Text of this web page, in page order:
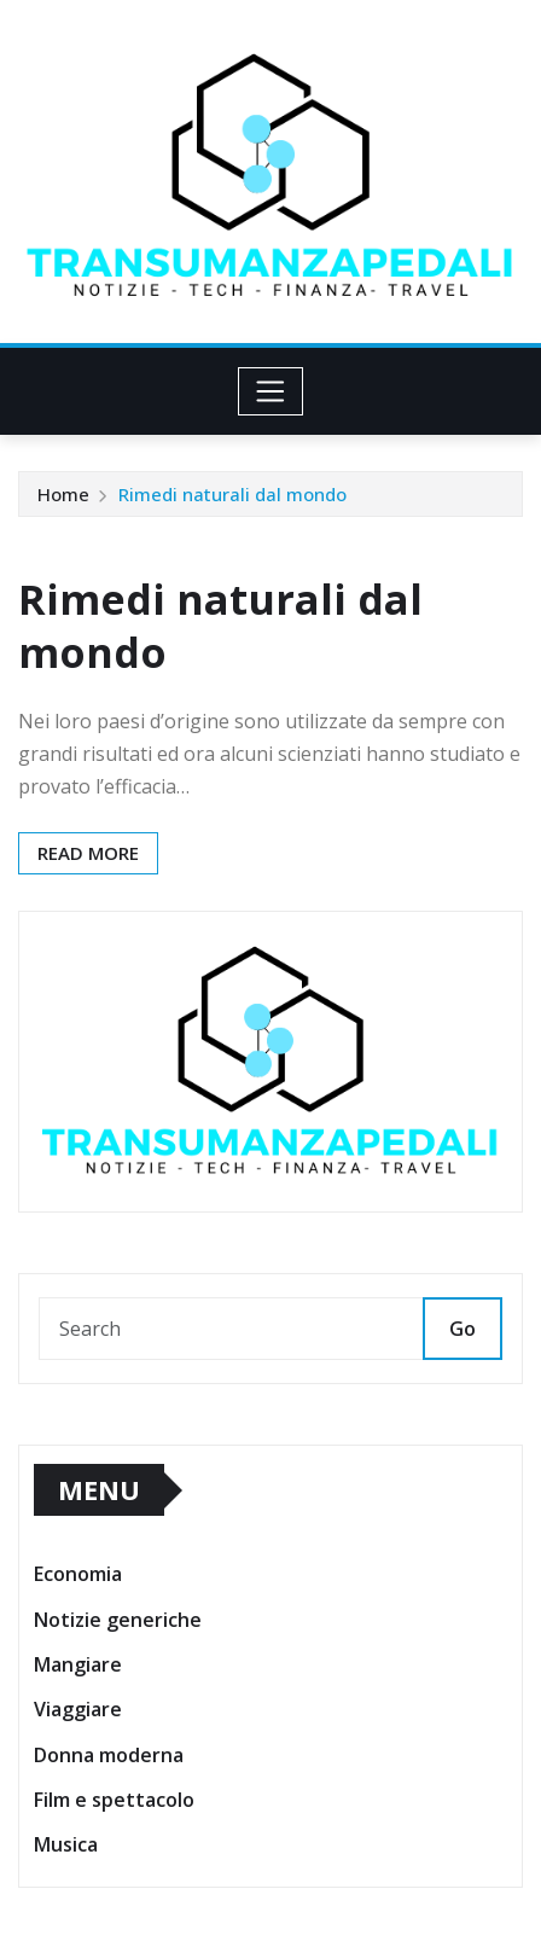
Home Rimedi naturali dal mondo
Rimedi naturali dal
mondo
Nei loro paesi d’origine sono utilizzate da sempre con
grandi risultati ed ora alcuni scienziati hanno studiato e
provato l’efficacia…
READ MORE
Go
MENU
Economia
Notizie generiche
Mangiare
Viaggiare
Donna moderna
Film e spettacolo
Musica